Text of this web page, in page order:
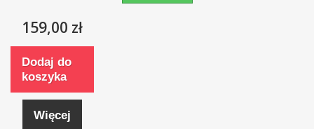
159,00 zł
Dodaj do
koszyka
Więcej